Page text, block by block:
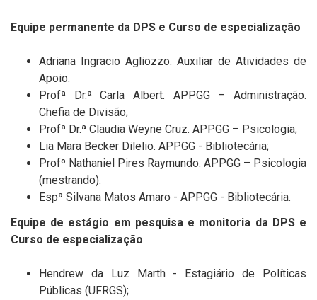
Equipe permanente da DPS e Curso de especialização
Adriana Ingracio Agliozzo. Auxiliar de Atividades de
Apoio.
Profª Dr.ª Carla Albert. APPGG – Administração.
Chefia de Divisão;
Profª Dr.ª Claudia Weyne Cruz. APPGG – Psicologia;
Lia Mara Becker Dilelio. APPGG - Bibliotecária;
Profº Nathaniel Pires Raymundo. APPGG – Psicologia
(mestrando).
Espª Silvana Matos Amaro - APPGG - Bibliotecária.
Equipe de estágio em pesquisa e monitoria da DPS e
Curso de especialização
Hendrew da Luz Marth - Estagiário de Políticas
Públicas (UFRGS);